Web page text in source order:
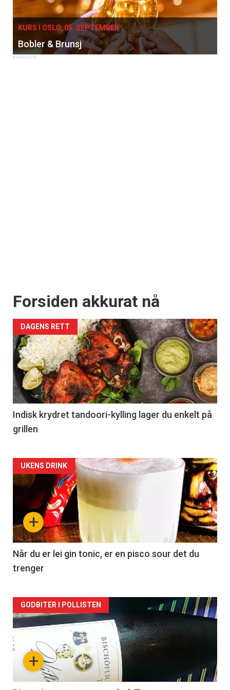
KURS I OSLO, 05. SEPTEMBER
Bobler & Brunsj
Forsiden akkurat nå
DAGENS RETT
Indisk krydret tandoori-kylling lager du enkelt på
grillen
Forsiden
akkurat
nå
-
2
+
UKENS DRINK
Når du er lei gin tonic, er en pisco sour det du
trenger
Forsiden
akkurat
nå+
GODBITER I POLLISTEN